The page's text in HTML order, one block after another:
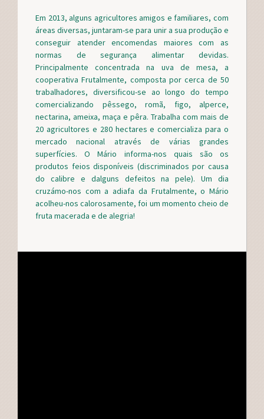
Em 2013, alguns agricultores amigos e familiares, com
áreas diversas, juntaram-se para unir a sua produção e
conseguir atender encomendas maiores com as
normas de segurança alimentar devidas.
Principalmente concentrada na uva de mesa, a
cooperativa Frutalmente, composta por cerca de 50
trabalhadores, diversificou-se ao longo do tempo
comercializando pêssego, romã, figo, alperce,
nectarina, ameixa, maça e pêra. Trabalha com mais de
20 agricultores e 280 hectares e comercializa para o
mercado nacional através de várias grandes
superfícies. O Mário informa-nos quais são os
produtos feios disponíveis (discriminados por causa
do calibre e dalguns defeitos na pele). Um dia
cruzámo-nos com a adiafa da Frutalmente, o Mário
acolheu-nos calorosamente, foi um momento cheio de
fruta macerada e de alegria!